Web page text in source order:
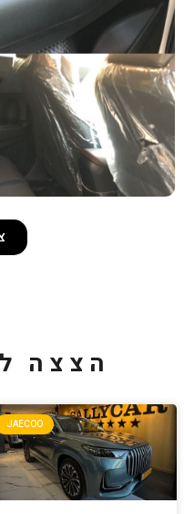
נוסף